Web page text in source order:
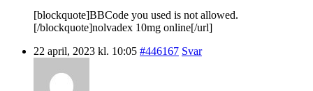
[blockquote]BBCode you used is not allowed.
[/blockquote]nolvadex 10mg online[/url]
22 april, 2023 kl. 10:05 #446167 Svar